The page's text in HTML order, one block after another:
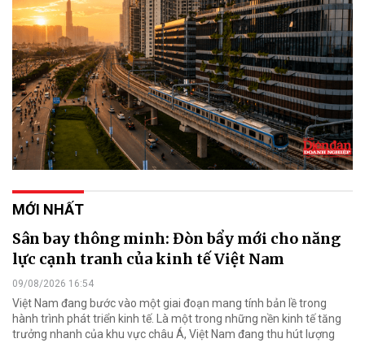
MỚI NHẤT
Sân bay thông minh: Đòn bẩy mới cho năng
lực cạnh tranh của kinh tế Việt Nam
09/08/2026 16:54
Việt Nam đang bước vào một giai đoạn mang tính bản lề trong
hành trình phát triển kinh tế. Là một trong những nền kinh tế tăng
trưởng nhanh của khu vực châu Á, Việt Nam đang thu hút lượng